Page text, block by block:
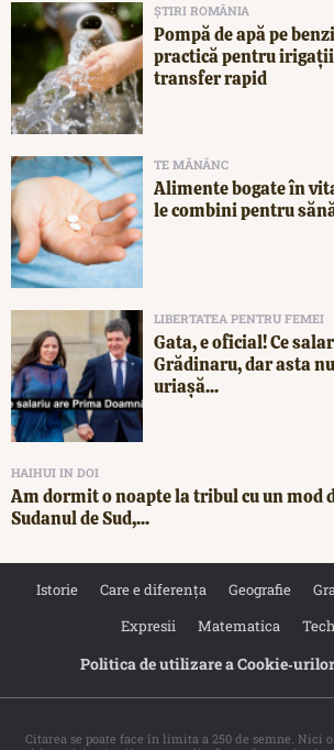
ȘTIRI ROMÂNIA
Pompă de apă pe
practică pentru
transfer rapid
TE MĂNÂNC
Alimente bogate în
le combini pentru
LIBERTATEA PENTRU FEMEI
Gata, e oficial! Ce
Grădinaru, dar asta
uriașă...
HAIHUI IN DOI
Am dormit o noapte la tribul cu un mod
Sudanul de Sud,...
Istorie Care e diferența Geografie
Expresii
Matematica
Politica de utilizare a Cookie‐urilor
Citarea se poate face în limita a 250 de semne. Nici